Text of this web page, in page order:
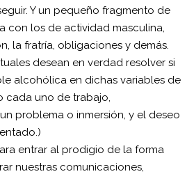
Y un pequeño fragmento de
con los de actividad masculina,
la fratría, obligaciones y demás.
desean en verdad resolver si
alcohólica en dichas variables de
cada uno de trabajo,
problema o inmersión, y el deseo
entrar al prodigio de la forma
nuestras comunicaciones,